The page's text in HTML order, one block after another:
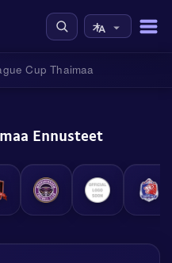
Cup Thaimaa
Ennusteet